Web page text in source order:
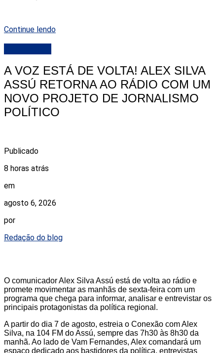
Continue lendo
A VOZ ESTÁ DE VOLTA! ALEX SILVA
ASSÚ RETORNA AO RÁDIO COM UM
NOVO PROJETO DE JORNALISMO
POLÍTICO
Publicado
8 horas atrás
em
agosto 6, 2026
por
Redação do blog
O comunicador Alex Silva Assú está de volta ao rádio e
promete movimentar as manhãs de sexta-feira com um
programa que chega para informar, analisar e entrevistar os
principais protagonistas da política regional.
A partir do dia 7 de agosto, estreia o Conexão com Alex
Silva, na 104 FM do Assú, sempre das 7h30 às 8h30 da
manhã. Ao lado de Vam Fernandes, Alex comandará um
espaço dedicado aos bastidores da política, entrevistas